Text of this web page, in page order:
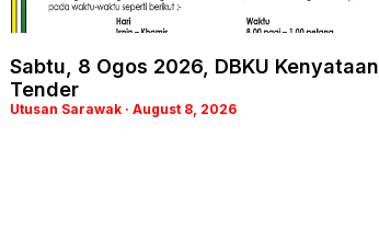
Sabtu, 8 Ogos 2026, DBKU Kenyataan
Tender
Utusan Sarawak August 8, 2026